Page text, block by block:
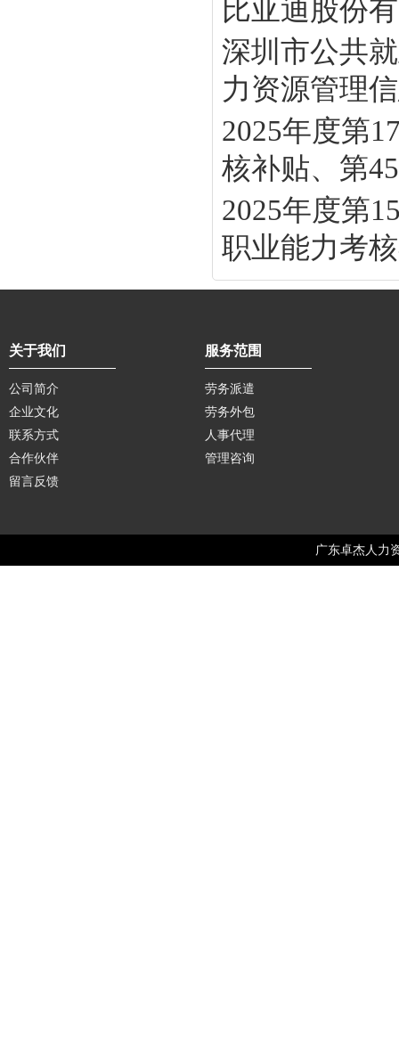
比亚迪股份
深圳市公共
力资源管理
2025年度第
核补贴、第
2025年度第
职业能力考
关于我们
公司简介
企业文化
联系方式
合作伙伴
留言反馈
服务范围
劳务派遣
劳务外包
人事代理
管理咨询
广东卓杰人力